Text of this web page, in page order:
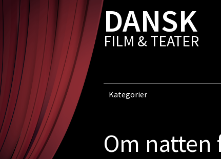
DANSK
FILM & TEATER
Kategorier
Om natten